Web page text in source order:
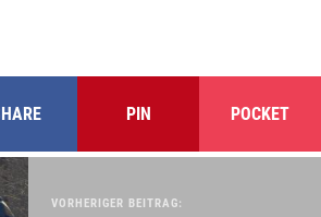
PIN POCKET
VORHERIGER BEITRAG: